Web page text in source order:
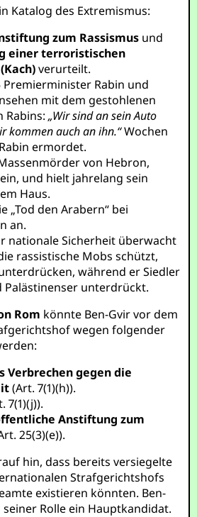
Katalog des Extremismus:
zum Rassismus und
einer terroristischen
verurteilt.
Premierminister Rabin und
mit dem gestohlenen
Rabins:„Wir sind an sein Auto
kommen auch an ihn.“Wochen
ermordet.
von Hebron,
und hielt jahrelang sein
Haus.
„Tod den Arabern“ bei
an.
nationale Sicherheit überwacht
rassistische Mobs schützt,
während er Siedler
Palästinenser unterdrückt.
Rom könnte Ben-Gvir vor dem
wegen folgender
Verbrechen gegen die
(Art. 7(1)(h)).
7(1)(j)).
Anstiftung zum
25(3)(e)).
hin, dass bereits versiegelte
Strafgerichtshofs
existieren könnten. Ben-
Rolle ein Hauptkandidat.